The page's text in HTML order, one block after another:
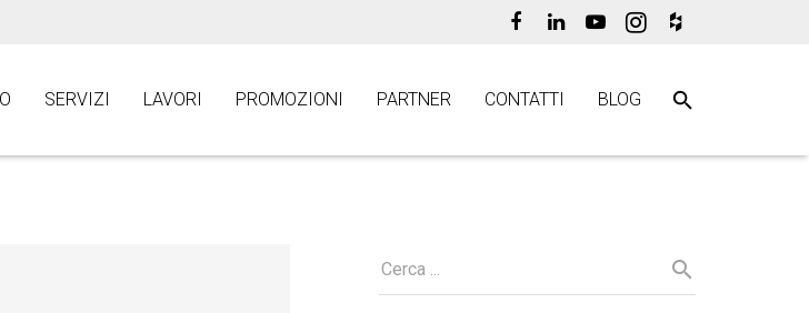
SERVIZI LAVORI PROMOZIONI PARTNER CONTATTI BLOG